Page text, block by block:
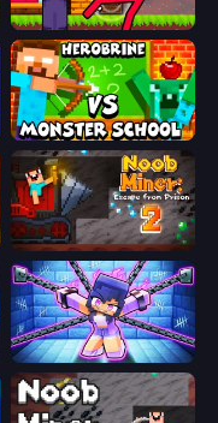
Noob Archer vs Stickman Zombie
Herobrine vs Monster School
Noob Miner 2: Escape From Prison
Mini Mine